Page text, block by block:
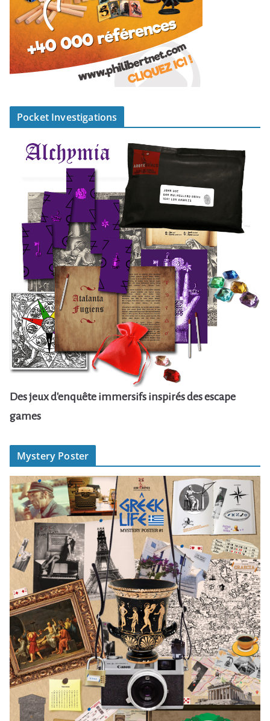
Pocket Investigations
Des jeux d'enquête immersifs inspirés des escape
games
Mystery Poster